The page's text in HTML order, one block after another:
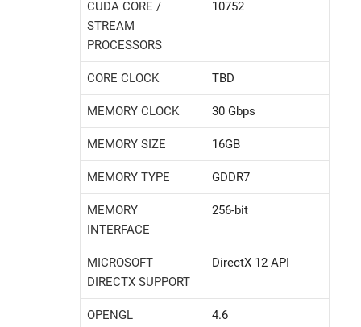
CUDA CORE /
STREAM
PROCESSORS
10752
CORE CLOCK TBD
MEMORY CLOCK 30 Gbps
MEMORY SIZE 16GB
MEMORY TYPE GDDR7
MEMORY
INTERFACE
256-bit
MICROSOFT
DIRECTX SUPPORT
DirectX 12 API
OPENGL 4.6